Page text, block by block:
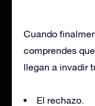
Cuando
comprendes
llegan a invadir
El rechazo.